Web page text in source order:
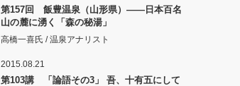
第157回 飯豊温泉（山形県）――日本百名
山の麓に湧く「森の秘湯」
高橋一喜氏 / 温泉アナリスト
2015.08.21
第103講 「論語その3」 吾、十有五にして